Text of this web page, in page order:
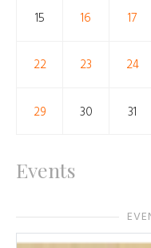
15 16 17
22 23 24
29 30 31
Events